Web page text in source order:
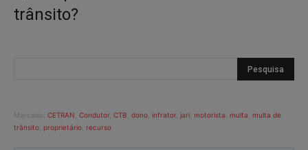
trânsito?
Marcado: CETRAN Condutor, CTB dono infrator, jari motorista multa
multa de
trânsito proprietário recurso